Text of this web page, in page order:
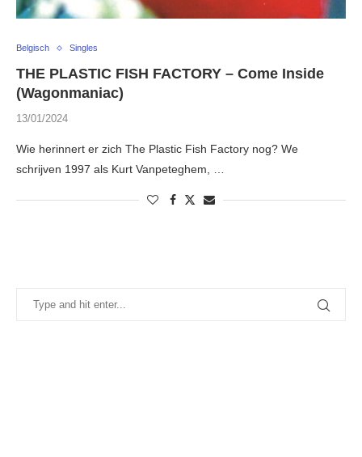
Belgisch Singles
THE PLASTIC FISH FACTORY – Come Inside
(Wagonmaniac)
13/01/2024
Wie herinnert er zich The Plastic Fish Factory nog? We
schrijven 1997 als Kurt Vanpeteghem, …